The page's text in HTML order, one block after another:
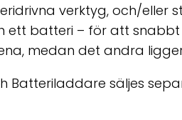
verktyg, och/eller
ett batteri – för att
medan det andra
Batteriladdare säljes